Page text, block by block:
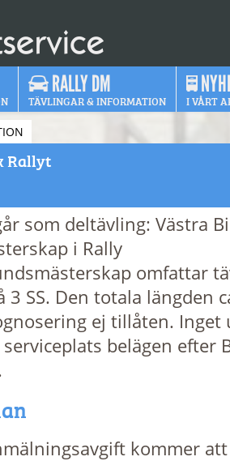
RALLY DM
TÄVLINGAR & INFORMATION I VÅRT
Rallyt
som deltävling: Västra
i Rally
omfattar
3 SS. Den totala längden
ej tillåten.
belägen efter
kommer